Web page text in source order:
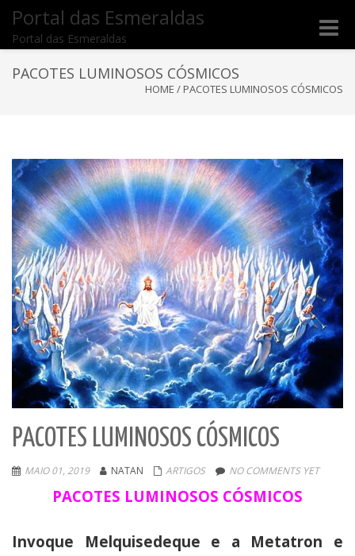
Portal das Esmeraldas
Portal das Esmeraldas
Toggle
PACOTES LUMINOSOS CÓSMICOS
HOME / PACOTES LUMINOSOS CÓSMICOS
PACOTES LUMINOSOS CÓSMICOS
MAIO 01, 2019 NATAN ARTIGOS NO COMMENTS YET
PACOTES LUMINOSOS CÓSMICOS
Invoque Melquisedeque e a Metatron e